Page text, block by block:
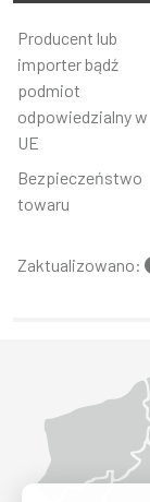
Informacja
Wartość
Producent lub
importer bądź
podmiot
odpowiedzialny w
UE
Bezpieczeństwo
towaru
Zaktualizowano: